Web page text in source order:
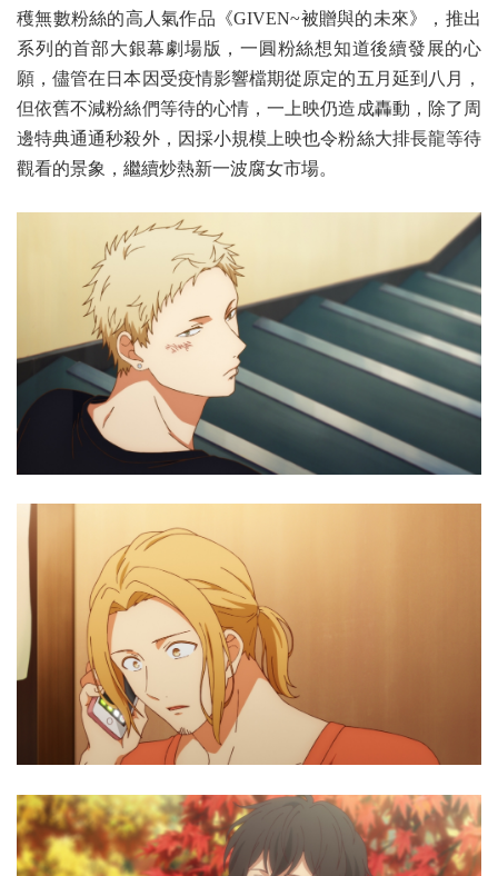
穫無數粉絲的高人氣作品《GIVEN~被贈與的未來》，推出
系列的首部大銀幕劇場版，一圓粉絲想知道後續發展的心
願，儘管在日本因受疫情影響檔期從原定的五月延到八月，
但依舊不減粉絲們等待的心情，一上映仍造成轟動，除了周
邊特典通通秒殺外，因採小規模上映也令粉絲大排長龍等待
觀看的景象，繼續炒熱新一波腐女市場。